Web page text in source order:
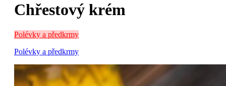
Chřestový krém
Polévky a předkrmy
Polévky a předkrmy